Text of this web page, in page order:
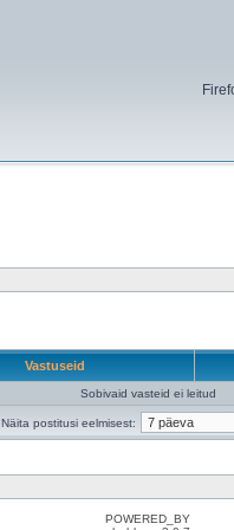
Vastuseid
Sobivaid vasteid ei leitud
Näita postitusi eelmisest:
POWERED_BY